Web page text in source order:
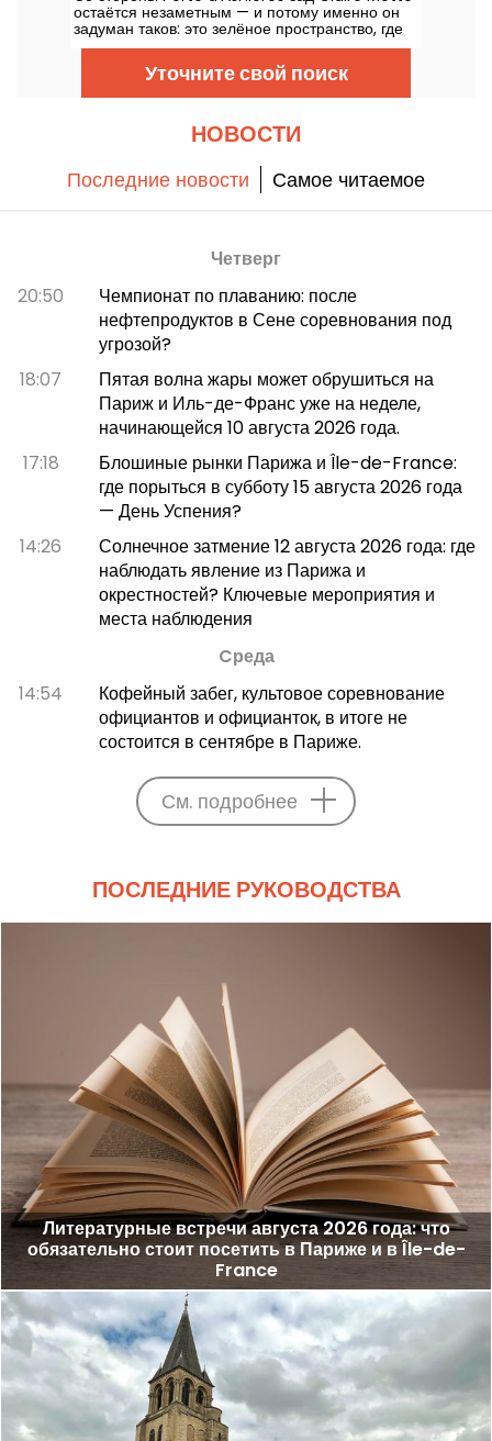
остаётся незаметным — и потому именно он
задуман таков: это зелёное пространство, где
можно восстановиться, в полном спокойствии.
Уточните свой поиск
НОВОСТИ
Последние новости Самое читаемое
Четверг
20:50
Чемпионат по плаванию: после
нефтепродуктов в Сене соревнования под
угрозой?
18:07
Пятая волна жары может обрушиться на
Париж и Иль-де-Франс уже на неделе,
начинающейся 10 августа 2026 года.
17:18
Блошиные рынки Парижа и Île-de-France:
где порыться в субботу 15 августа 2026 года
— День Успения?
14:26
Солнечное затмение 12 августа 2026 года: где
наблюдать явление из Парижа и
окрестностей? Ключевые мероприятия и
места наблюдения
Cреда
14:54
Кофейный забег, культовое соревнование
официантов и официанток, в итоге не
состоится в сентябре в Париже.
См. подробнее
ПОСЛЕДНИЕ РУКОВОДСТВА
Литературные встречи августа 2026 года: что
обязательно стоит посетить в Париже и в Île-de-
France